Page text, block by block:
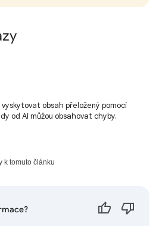
obsah přeložený pomocí
od AI můžou obsahovat chyby.
k tomuto článku